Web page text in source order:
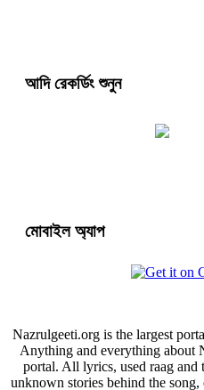
আদি রেকর্ডিং শুনুন
মোবাইল অ্যাপ
Nazrulgeeti.org is the largest
Anything and everything about
portal. All lyrics, used raag
unknown stories behind the